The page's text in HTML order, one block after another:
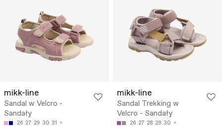
mikk-line
Sandal w Velcro -
Sandały
26 27 29 30 31
mikk-line
Sandal Trekking w
Velcro - Sandały
26 27 28 29 30